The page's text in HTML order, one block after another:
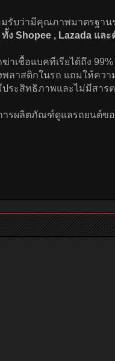
รับว่ามีคุณภาพมาตรฐาน
ทั้ง Shopee , Lazada และ
เชื้อแบคทีเรียได้ถึง
ลาสติกในรถ แถมให้ค
ระสิทธิภาพและไม่มีสาร
รผลิตภัณฑ์ดูแลรถยนต์ขอ